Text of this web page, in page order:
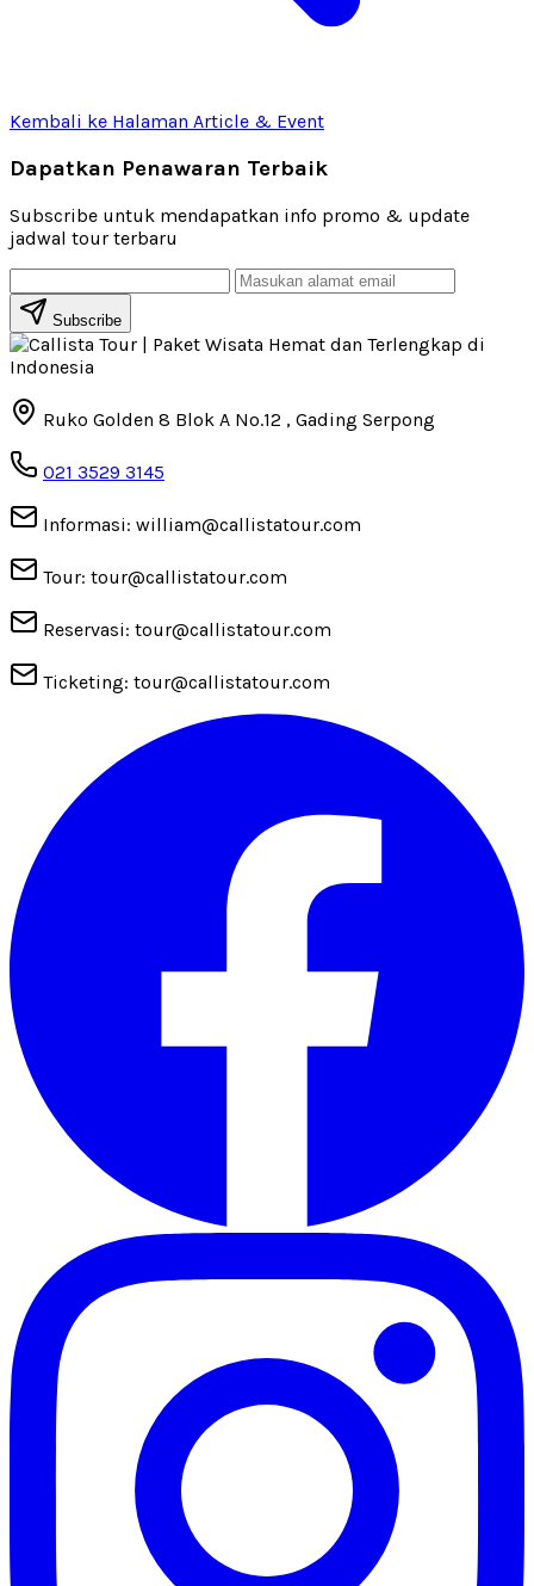
Kembali ke Halaman Article & Event
Dapatkan Penawaran Terbaik
Subscribe untuk mendapatkan info promo & update
jadwal tour terbaru
Subscribe
Ruko Golden 8 Blok A No.12 , Gading Serpong
021 3529 3145
Informasi: william@callistatour.com
Tour: tour@callistatour.com
Reservasi: tour@callistatour.com
Ticketing: tour@callistatour.com